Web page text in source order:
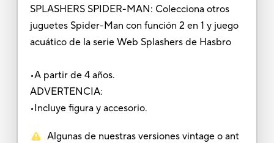
SPLASHERS SPIDER-MAN: Colecciona otros
juguetes Spider-Man con función 2 en 1 y juego
acuático de la serie Web Splashers de Hasbro
•A partir de 4 años.
ADVERTENCIA:
•Incluye figura y accesorio.
Algunas de nuestras versiones vintage o ant